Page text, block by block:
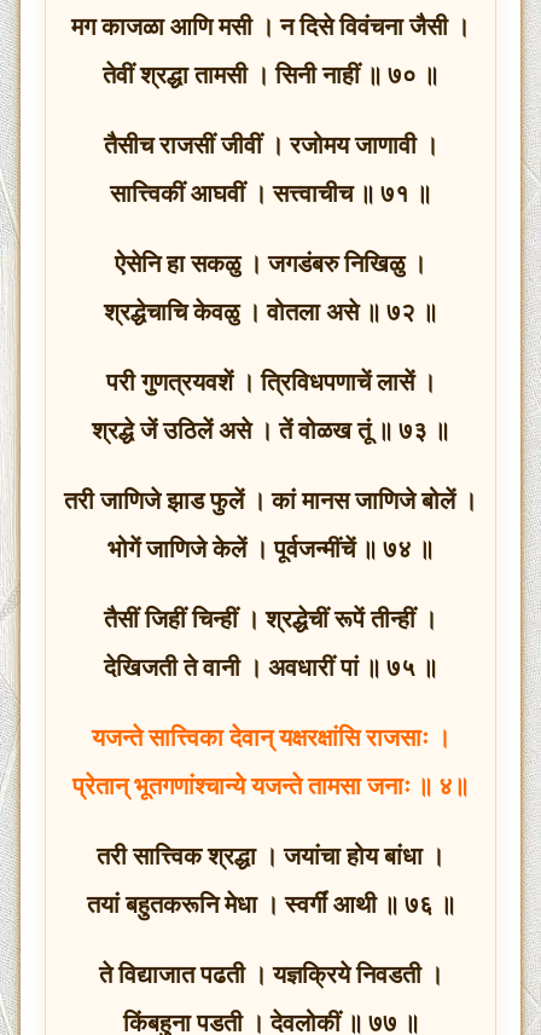
मग काजळा आणि मसी । न दिसे विवंचना जैसी ।
तेवीं श्रद्धा तामसी । सिनी नाहीं ॥ ७० ॥
तैसीच राजसीं जीवीं । रजोमय जाणावी ।
सात्त्विकीं आघवीं । सत्त्वाचीच ॥ ७१ ॥
ऐसेनि हा सकळु । जगडंबरु निखिळु ।
श्रद्धेचाचि केवळु । वोतला असे ॥ ७२ ॥
परी गुणत्रयवशें । त्रिविधपणाचें लासें ।
श्रद्धे जें उठिलें असे । तें वोळख तूं ॥ ७३ ॥
तरी जाणिजे झाड फुलें । कां मानस जाणिजे बोलें ।
भोगें जाणिजे केलें । पूर्वजन्मींचें ॥ ७४ ॥
तैसीं जिहीं चिन्हीं । श्रद्धेचीं रूपें तीन्हीं ।
देखिजती ते वानी । अवधारीं पां ॥ ७५ ॥
यजन्ते सात्त्विका देवान् यक्षरक्षांसि राजसाः ।
प्रेतान् भूतगणांश्चान्ये यजन्ते तामसा जनाः ॥ ४॥
तरी सात्त्विक श्रद्धा । जयांचा होय बांधा ।
तयां बहुतकरूनि मेधा । स्वर्गीं आथी ॥ ७६ ॥
ते विद्याजात पढती । यज्ञक्रिये निवडती ।
किंबहुना पडती । देवलोकीं ॥ ७७ ॥